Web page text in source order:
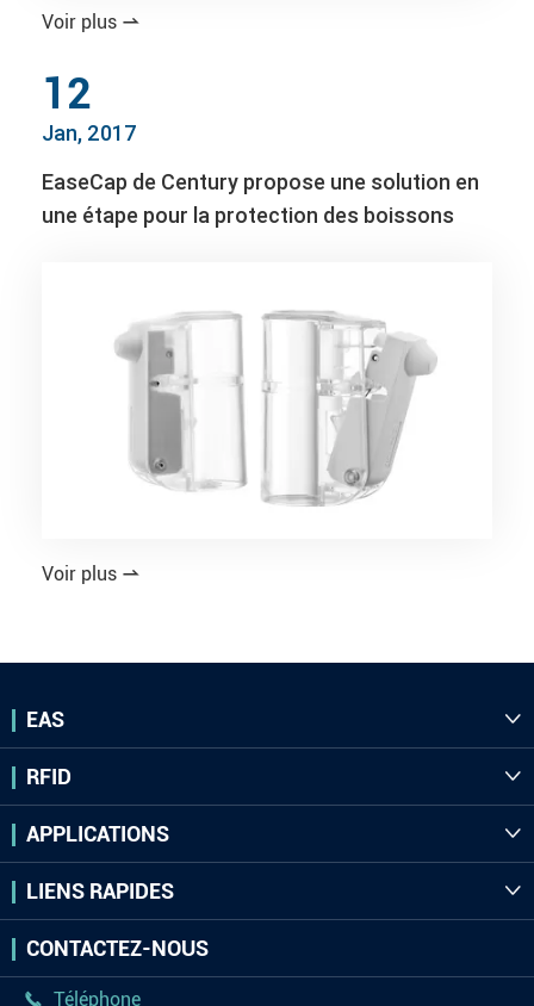
Voir plus 
12
Jan, 2017
EaseCap de Century propose une solution en
une étape pour la protection des boissons
Voir plus 
EAS 
RFID 
APPLICATIONS 
LIENS RAPIDES 
CONTACTEZ-NOUS
 Téléphone